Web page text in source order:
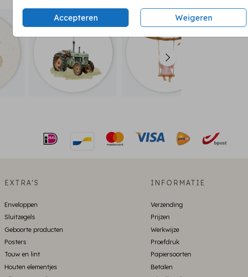
Accepteren Weigeren
sluitsticker sluitsticker
EXTRA'S
Enveloppen
Sluitzegels
Geboorte producten
Posters
Touw en lint
Houten elementjes
INFORMATIE
Verzending
Prijzen
Werkwijze
Proefdruk
Papiersoorten
Betalen